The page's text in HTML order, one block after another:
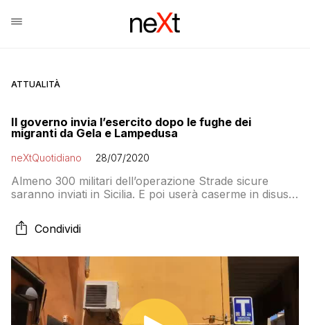
ATTUALITÀ
Il governo invia l’esercito dopo le fughe dei
migranti da Gela e Lampedusa
neXtQuotidiano 28/07/2020
Almeno 300 militari dell’operazione Strade sicure
saranno inviati in Sicilia. E poi userà caserme in disuso
migranti in quarantena e una nave da 800 posti che
stazionerà per i prossimi tre mesi davanti alle coste
Condividi